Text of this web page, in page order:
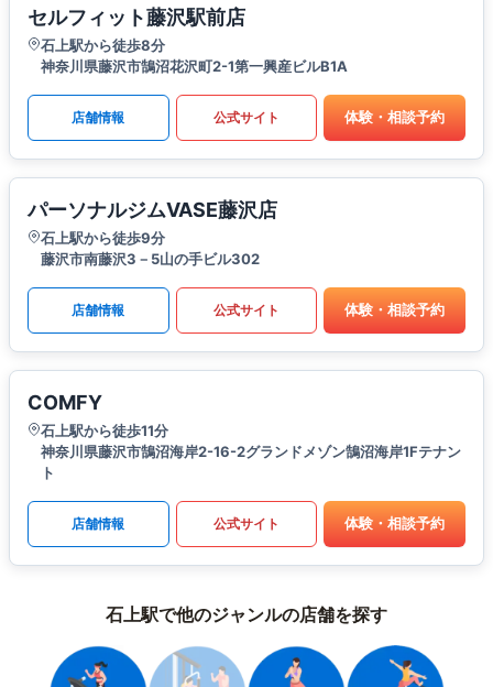
セルフィット藤沢駅前店
石上駅から徒歩8分
神奈川県藤沢市鵠沼花沢町2-1第一興産ビルB1A
店舗情報 公式サイト 体験・相談予約
パーソナルジムVASE藤沢店
石上駅から徒歩9分
藤沢市南藤沢3－5山の手ビル302
店舗情報 公式サイト 体験・相談予約
COMFY
石上駅から徒歩11分
神奈川県藤沢市鵠沼海岸2-16-2グランドメゾン鵠沼海岸1Fテナン
ト
店舗情報 公式サイト 体験・相談予約
石上駅で他のジャンルの店舗を探す